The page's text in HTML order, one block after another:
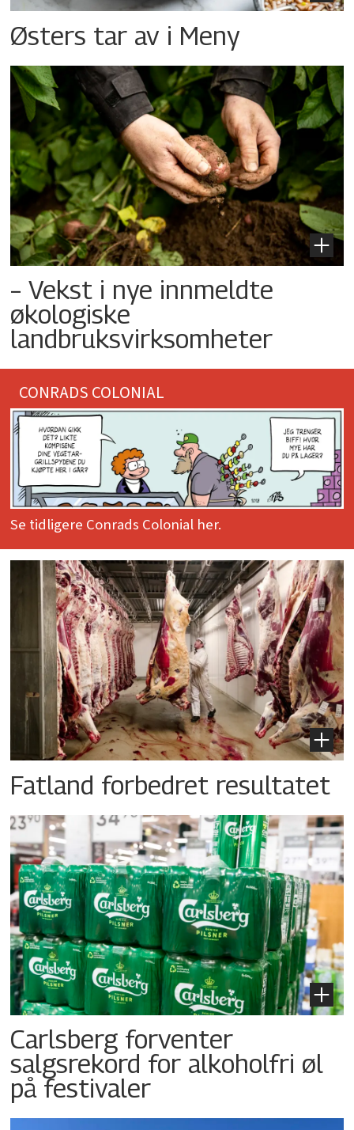
Østers tar av i Meny
– Vekst i nye innmeldte
økologiske
landbruksvirksomheter
CONRADS COLONIAL
Se tidligere Conrads Colonial her.
Fatland forbedret resultatet
Carlsberg forventer
salgsrekord for alkoholfri øl
på festivaler